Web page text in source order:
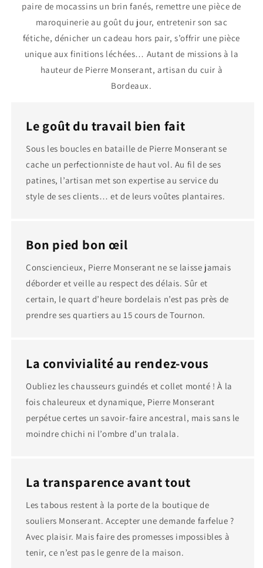
paire de mocassins un brin fanés, remettre une pièce de
maroquinerie au goût du jour, entretenir son sac
fétiche, dénicher un cadeau hors pair, s’offrir une pièce
unique aux finitions léchées… Autant de missions à la
hauteur de Pierre Monserant, artisan du cuir à
Bordeaux.
Le goût du travail bien fait
Sous les boucles en bataille de Pierre Monserant se
cache un perfectionniste de haut vol. Au fil de ses
patines, l’artisan met son expertise au service du
style de ses clients… et de leurs voûtes plantaires.
Bon pied bon œil
Consciencieux, Pierre Monserant ne se laisse jamais
déborder et veille au respect des délais. Sûr et
certain, le quart d’heure bordelais n’est pas près de
prendre ses quartiers au 15 cours de Tournon.
La convivialité au rendez-vous
Oubliez les chausseurs guindés et collet monté ! À la
fois chaleureux et dynamique, Pierre Monserant
perpétue certes un savoir-faire ancestral, mais sans le
moindre chichi ni l’ombre d’un tralala.
La transparence avant tout
Les tabous restent à la porte de la boutique de
souliers Monserant. Accepter une demande farfelue ?
Avec plaisir. Mais faire des promesses impossibles à
tenir, ce n’est pas le genre de la maison.